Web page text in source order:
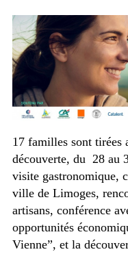
17 familles sont tirées
découverte, du 28 au
visite gastronomique,
ville de Limoges,
artisans, conférence
opportunités
Vienne”, et la